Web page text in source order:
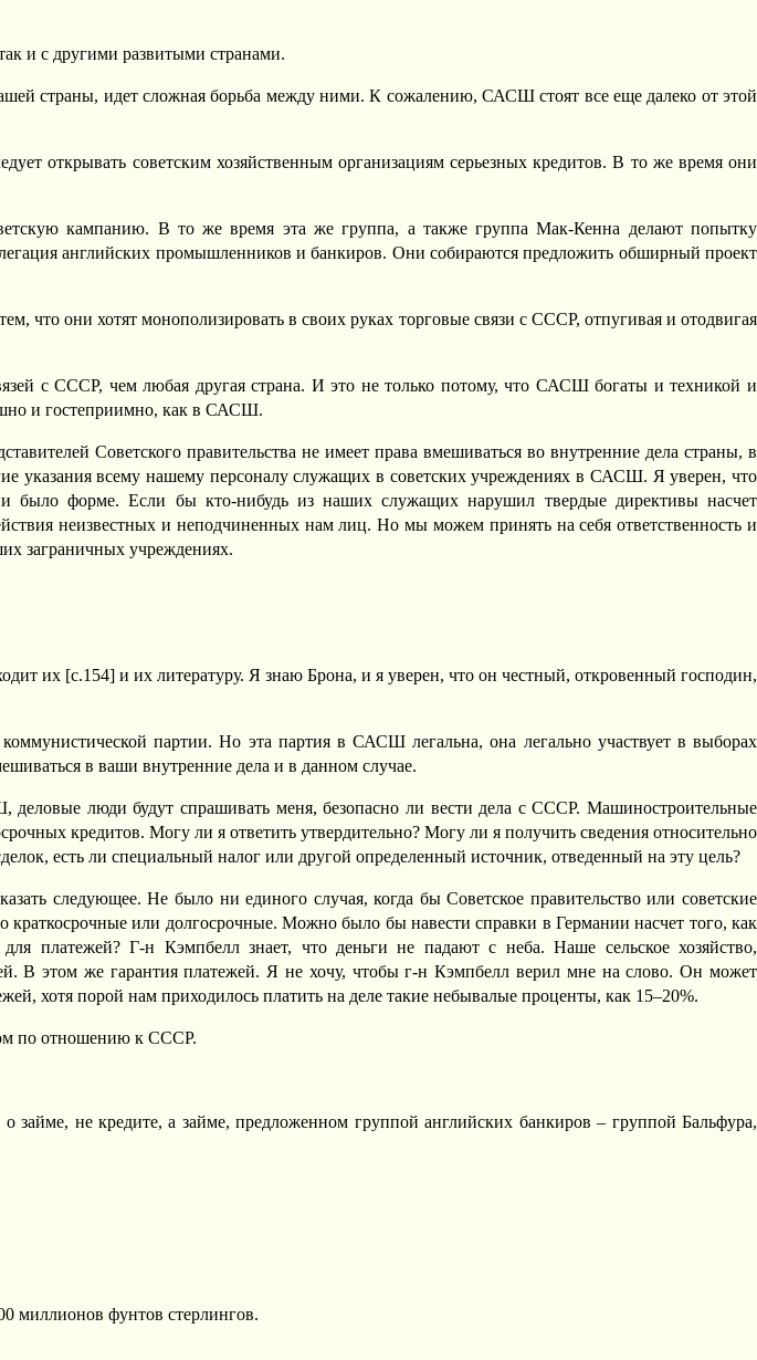
и с другими развитыми странами.
страны, идет сложная борьба между ними. К сожалению, САСШ стоят все еще далеко от этой
открывать советским хозяйственным организациям серьезных кредитов. В то же время они
кампанию. В то же время эта же группа, а также группа Мак-Кенна делают попытку
английских промышленников и банкиров. Они собираются предложить обширный проект
что они хотят монополизировать в своих руках торговые связи с СССР, отпугивая и отодвигая
с СССР, чем любая другая страна. И это не только потому, что САСШ богаты и техникой и
и гостеприимно, как в САСШ.
Советского правительства не имеет права вмешиваться во внутренние дела страны, в
указания всему нашему персоналу служащих в советских учреждениях в САСШ. Я уверен, что
форме. Если бы кто-нибудь из наших служащих нарушил твердые директивы насчет
неизвестных и неподчиненных нам лиц. Но мы можем принять на себя ответственность и
заграничных учреждениях.
их [c.154] и их литературу. Я знаю Брона, и я уверен, что он честный, откровенный господин,
партии. Но эта партия в САСШ легальна, она легально участвует в выборах
в ваши внутренние дела и в данном случае.
люди будут спрашивать меня, безопасно ли вести дела с СССР. Машиностроительные
кредитов. Могу ли я ответить утвердительно? Могу ли я получить сведения относительно
есть ли специальный налог или другой определенный источник, отведенный на эту цель?
следующее. Не было ни единого случая, когда бы Советское правительство или советские
краткосрочные или долгосрочные. Можно было бы навести справки в Германии насчет того, как
платежей? Г-н Кэмпбелл знает, что деньги не падают с неба. Наше сельское хозяйство,
В этом же гарантия платежей. Я не хочу, чтобы г-н Кэмпбелл верил мне на слово. Он может
хотя порой нам приходилось платить на деле такие небывалые проценты, как 15–20%.
по отношению к СССР.
не кредите, а займе, предложенном группой английских банкиров – группой Бальфура,
миллионов фунтов стерлингов.